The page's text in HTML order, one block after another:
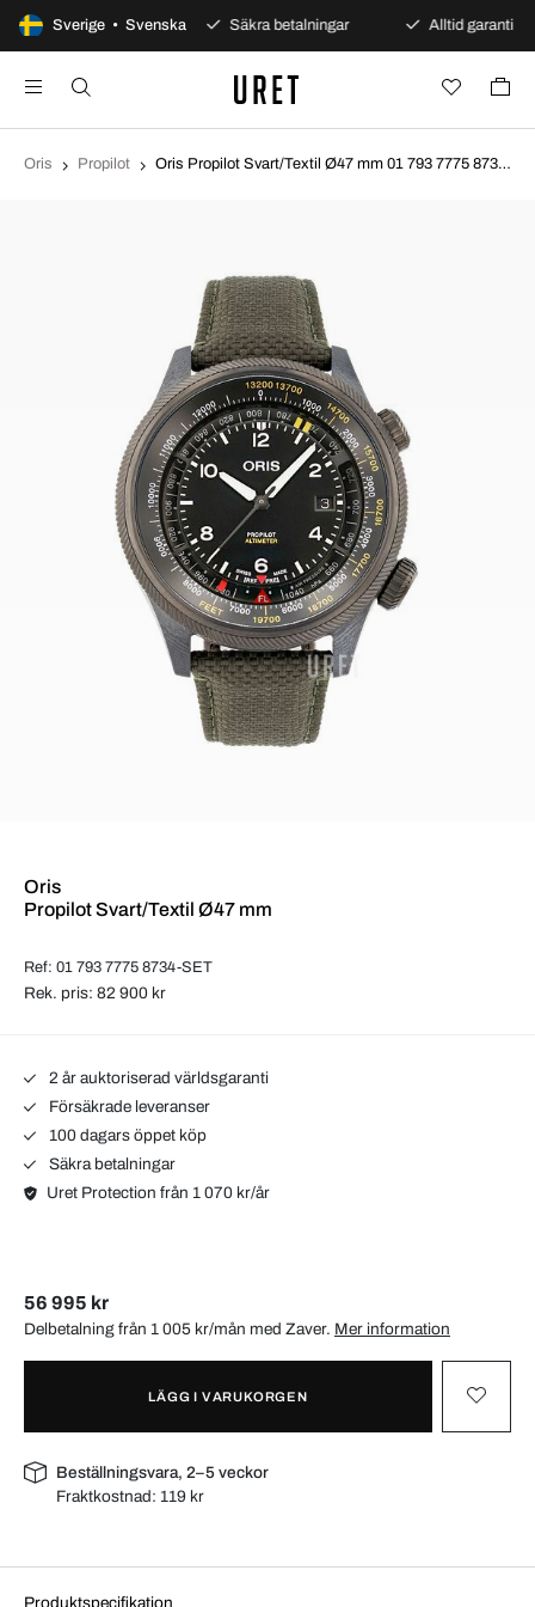
Sverige • Svenska
dagars öppet köp Säkra betalningar Alltid garanti
Oris Propilot Oris Propilot Svart/Textil Ø47 mm 01 793 7775 8734-SET
Oris
Propilot Svart/Textil Ø47 mm
Ref: 01 793 7775 8734-SET
Rek. pris: 82 900 kr
2 år auktoriserad världsgaranti
Försäkrade leveranser
100 dagars öppet köp
Säkra betalningar
Uret Protection från 1 070 kr/år
56 995 kr
Delbetalning från 1 005 kr/mån med Zaver. Mer information
LÄGG I VARUKORGEN
Beställningsvara, 2–5 veckor
Fraktkostnad: 119 kr
Produktspecifikation